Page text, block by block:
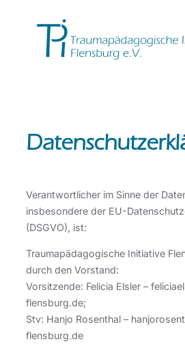
Verantwortlicher im Sinne der
insbesondere der EU-
(DSGVO), ist:
Traumapädagogische Initiative
durch den Vorstand:
Vorsitzende: Felicia Elsler –
flensburg.de;
Stv: Hanjo Rosenthal –
flensburg.de